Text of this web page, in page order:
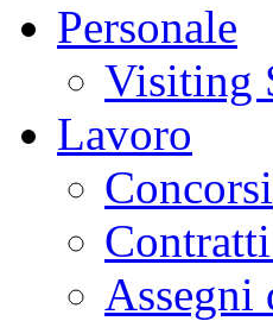
Personale
Visiting
Lavoro
Concorsi
Assegni